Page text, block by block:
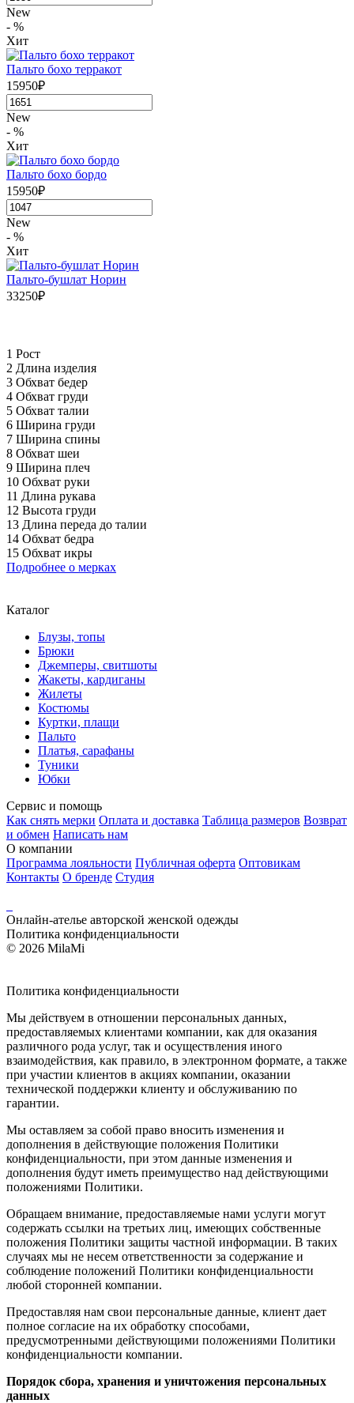
New
- %
Хит
Пальто бохо терракот
15950₽
New
- %
Хит
Пальто бохо бордо
15950₽
New
- %
Хит
Пальто-бушлат Норин
33250₽
1 Рост
2 Длина изделия
3 Обхват бедер
4 Обхват груди
5 Обхват талии
6 Ширина груди
7 Ширина спины
8 Обхват шеи
9 Ширина плеч
10 Обхват руки
11 Длина рукава
12 Высота груди
13 Длина переда до талии
14 Обхват бедра
15 Обхват икры
Подробнее о мерках
Каталог
Блузы, топы
Брюки
Джемперы, свитшоты
Жакеты, кардиганы
Жилеты
Костюмы
Куртки, плащи
Пальто
Платья, сарафаны
Туники
Юбки
Сервис и помощь
Как снять мерки Оплата и доставка Таблица размеров Возврат
и обмен Написать нам
О компании
Программа лояльности Публичная оферта Оптовикам
Контакты О бренде Студия
Онлайн-ателье авторской женской одежды
Политика конфиденциальности
© 2026 MilaMi
Политика конфиденциальности
Мы действуем в отношении персональных данных,
предоставляемых клиентами компании, как для оказания
различного рода услуг, так и осуществления иного
взаимодействия, как правило, в электронном формате, а также
при участии клиентов в акциях компании, оказании
технической поддержки клиенту и обслуживанию по
гарантии.
Мы оставляем за собой право вносить изменения и
дополнения в действующие положения Политики
конфиденциальности, при этом данные изменения и
дополнения будут иметь преимущество над действующими
положениями Политики.
Обращаем внимание, предоставляемые нами услуги могут
содержать ссылки на третьих лиц, имеющих собственные
положения Политики защиты частной информации. В таких
случаях мы не несем ответственности за содержание и
соблюдение положений Политики конфиденциальности
любой сторонней компании.
Предоставляя нам свои персональные данные, клиент дает
полное согласие на их обработку способами,
предусмотренными действующими положениями Политики
конфиденциальности компании.
Порядок сбора, хранения и уничтожения персональных
данных